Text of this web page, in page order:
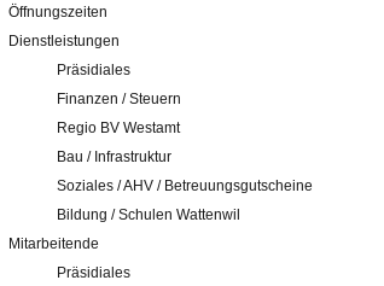
Öffnungszeiten
Dienstleistungen
Präsidiales
Finanzen / Steuern
Regio BV Westamt
Bau / Infrastruktur
Soziales / AHV / Betreuungsgutscheine
Bildung / Schulen Wattenwil
Mitarbeitende
Präsidiales